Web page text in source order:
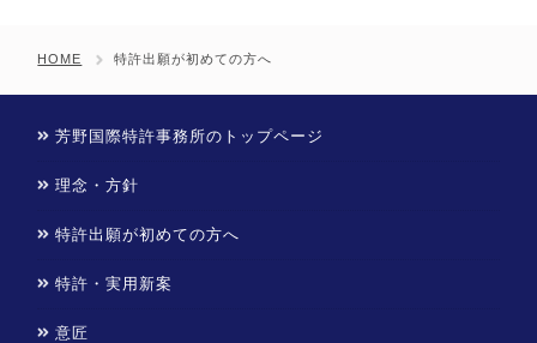
HOME 特許出願が初めての方へ
芳野国際特許事務所のトップページ
理念・方針
特許出願が初めての方へ
特許・実用新案
意匠